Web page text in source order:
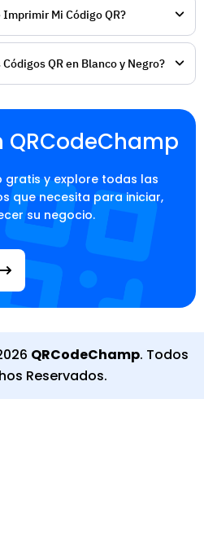
Mi Código QR?
QR en Blanco y Negro?
QRCodeChamp
gratis y explore todas las
que necesita para iniciar,
su negocio.
QRCodeChamp. Todos
Reservados.